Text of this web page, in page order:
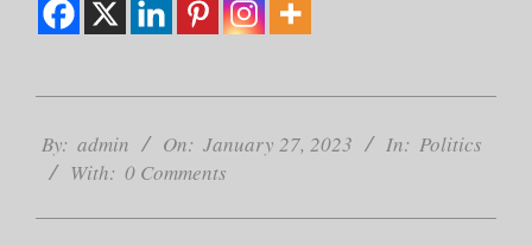
01-
27
By: admin On: January 27, 2023 In: Politics
With: 0 Comments